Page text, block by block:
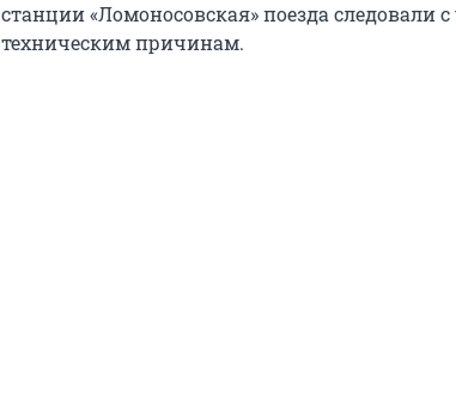
станции «Ломоносовская» поезда
техническим причинам.